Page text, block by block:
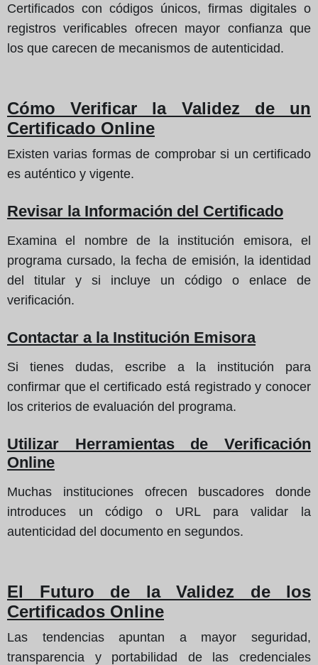
Certificados con códigos únicos, firmas digitales o
registros verificables ofrecen mayor confianza que
los que carecen de mecanismos de autenticidad.
Cómo Verificar la Validez de un
Certificado Online
Existen varias formas de comprobar si un certificado
es auténtico y vigente.
Revisar la Información del Certificado
Examina el nombre de la institución emisora, el
programa cursado, la fecha de emisión, la identidad
del titular y si incluye un código o enlace de
verificación.
Contactar a la Institución Emisora
Si tienes dudas, escribe a la institución para
confirmar que el certificado está registrado y conocer
los criterios de evaluación del programa.
Utilizar Herramientas de Verificación
Online
Muchas instituciones ofrecen buscadores donde
introduces un código o URL para validar la
autenticidad del documento en segundos.
El Futuro de la Validez de los
Certificados Online
Las tendencias apuntan a mayor seguridad,
transparencia y portabilidad de las credenciales